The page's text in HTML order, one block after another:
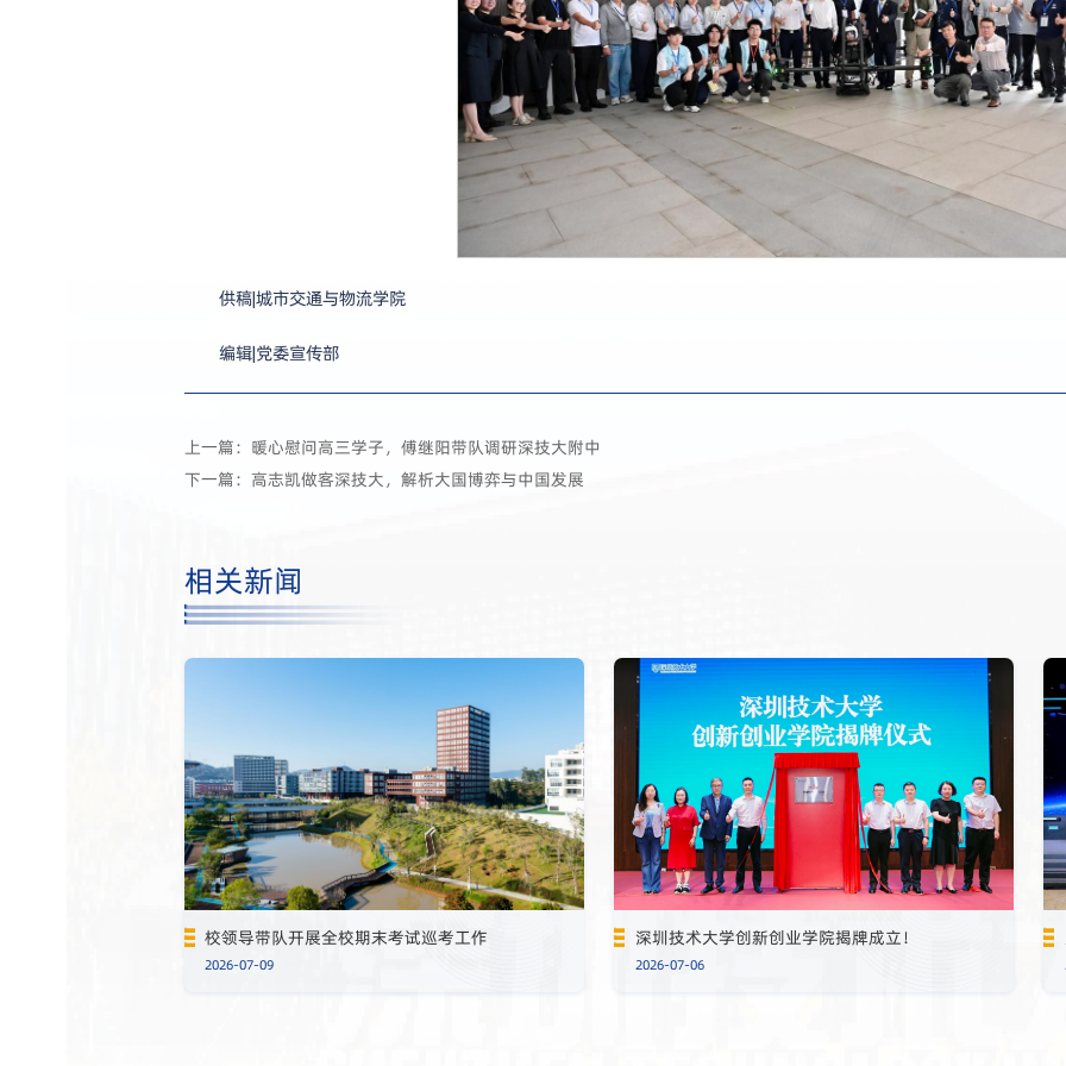
供稿|城市交通与物流学院
编辑|党委宣传部
上一篇：暖心慰问高三学子，傅继阳带队调研深技大附中
下一篇：高志凯做客深技大，解析大国博弈与中国发展
相关新闻
校领导带队开展全校期末考试巡考工作
2026-07-09
深圳技术大学创新创业学院揭牌成立！
2026-07-06